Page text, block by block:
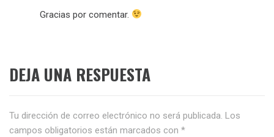
Gracias por comentar.
DEJA UNA RESPUESTA
Tu dirección de correo electrónico no será publicada. Los
campos obligatorios están marcados con *